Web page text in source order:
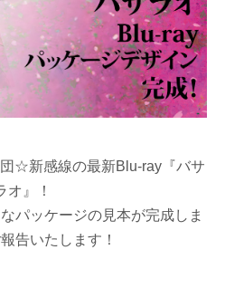
☆新感線の最新Blu-ray『バサ
オ』！
パッケージの見本が完成しま
告いたします！